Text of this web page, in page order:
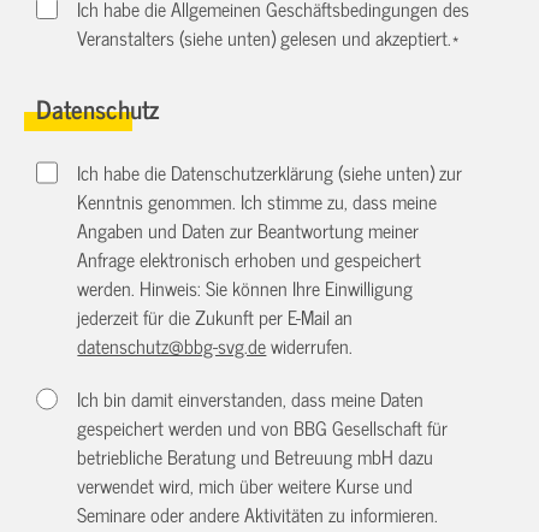
Ich habe die Allgemeinen Geschäftsbedingungen des
Veranstalters (siehe unten) gelesen und akzeptiert.*
Datenschutz
Ich habe die Datenschutzerklärung (siehe unten) zur
Kenntnis genommen. Ich stimme zu, dass meine
Angaben und Daten zur Beantwortung meiner
Anfrage elektronisch erhoben und gespeichert
werden. Hinweis: Sie können Ihre Einwilligung
jederzeit für die Zukunft per E-Mail an
datenschutz@bbg-svg.dewiderrufen.
Ich bin damit einverstanden, dass meine Daten
gespeichert werden und von BBG Gesellschaft für
betriebliche Beratung und Betreuung mbH dazu
verwendet wird, mich über weitere Kurse und
Seminare oder andere Aktivitäten zu informieren.